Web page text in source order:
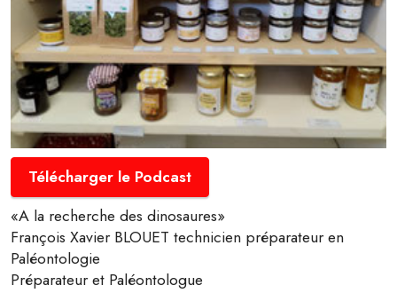
Télécharger le Podcast
«A la recherche des dinosaures»
François Xavier BLOUET technicien préparateur en
Paléontologie
Préparateur et Paléontologue